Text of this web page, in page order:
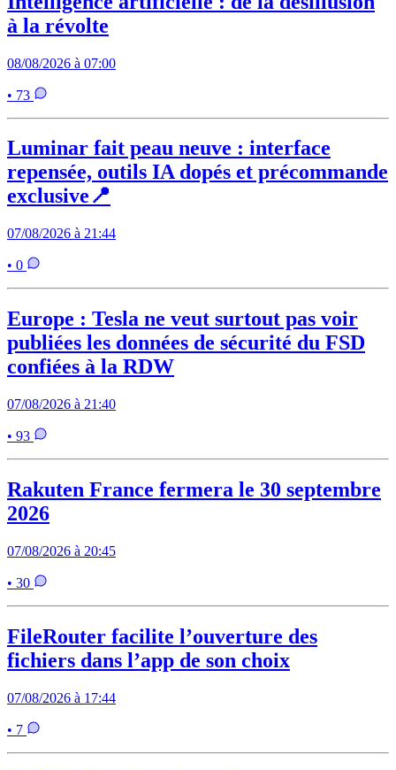
à la révolte
08/08/2026 à 07:00
• 73
Luminar fait peau neuve : interface
repensée, outils IA dopés et précommande
exclusive📍
07/08/2026 à 21:44
• 0
Europe : Tesla ne veut surtout pas voir
publiées les données de sécurité du FSD
confiées à la RDW
07/08/2026 à 21:40
• 93
Rakuten France fermera le 30 septembre
2026
07/08/2026 à 20:45
• 30
FileRouter facilite l’ouverture des
fichiers dans l’app de son choix
07/08/2026 à 17:44
• 7